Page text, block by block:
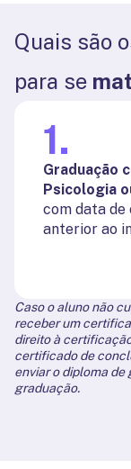
Quais são
para se
1.
Graduação
Psicologia
com data de
anterior ao
Caso o aluno não
receber um
direito à
certificado de
enviar o diploma
graduação.